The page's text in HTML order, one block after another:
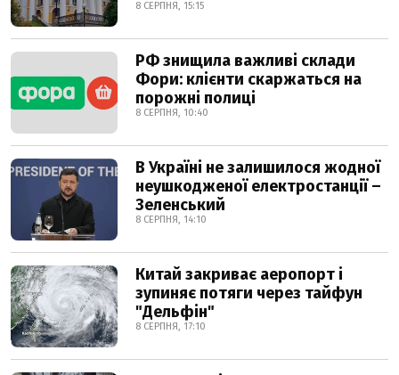
8 СЕРПНЯ, 15:15
РФ знищила важливі склади
Фори: клієнти скаржаться на
порожні полиці
8 СЕРПНЯ, 10:40
В Україні не залишилося жодної
неушкодженої електростанції –
Зеленський
8 СЕРПНЯ, 14:10
Китай закриває аеропорт і
зупиняє потяги через тайфун
"Дельфін"
8 СЕРПНЯ, 17:10